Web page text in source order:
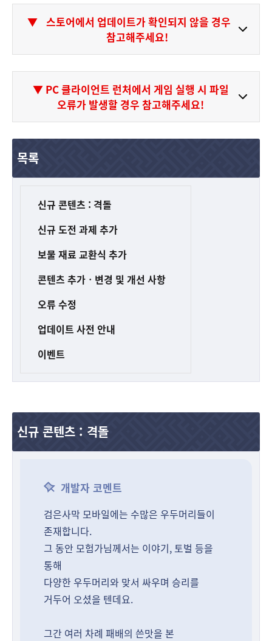
▼ 스토어에서 업데이트가 확인되지 않을 경우
참고해주세요!
▼ PC 클라이언트 런처에서 게임 실행 시 파일
오류가 발생할 경우 참고해주세요!
목록
신규 콘텐츠 : 격돌
신규 도전 과제 추가
보물 재료 교환식 추가
콘텐츠 추가 ㆍ 변경 및 개선 사항
오류 수정
업데이트 사전 안내
이벤트
신규 콘텐츠 : 격돌
개발자 코멘트
검은사막 모바일에는 수많은 우두머리들이
존재합니다.
그 동안 모험가님께서는 이야기, 토벌 등을
통해
다양한 우두머리와 맞서 싸우며 승리를
거두어 오셨을 텐데요.
그간 여러 차례 패배의 쓴맛을 본